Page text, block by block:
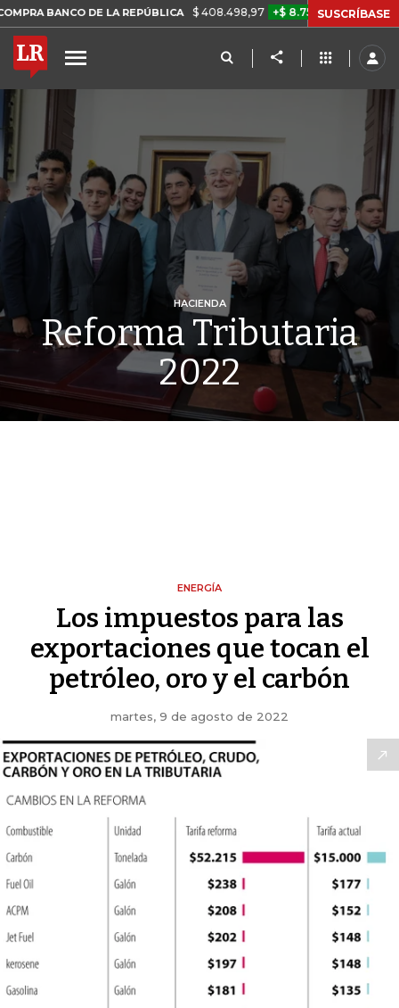
DE LA REPÚBLICA $ 408.498,97 +$ 8.753,81 +2,19% TASA DE
SUSCRÍBASE
HACIENDA
Reforma Tributaria
2022
ENERGÍA
Los impuestos para las
exportaciones que tocan el
petróleo, oro y el carbón
martes, 9 de agosto de 2022